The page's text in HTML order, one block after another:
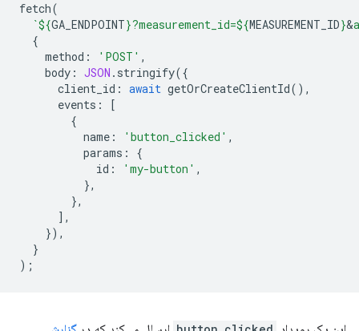
fetch(
`${GA_ENDPOINT}?measurement_id=${MEASUREMENT_ID}&
{
method : 'POST' ,
body : JSON . stringify({
client_id : await getOrCreateClientId(),
events :
[
{
name : 'button_clicked' ,
params :
{
id : 'my-button' ,
},
},
],
}),
}
);